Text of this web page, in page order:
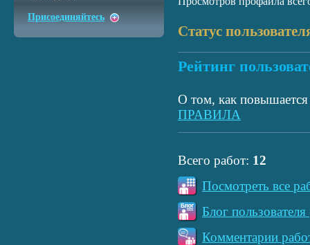
Статус
Рейтинг
О том, как повышается
ПРАВИЛА
Всего работ: 12
Посмотреть все
Блог
Комментарии
Присоединяйтесь